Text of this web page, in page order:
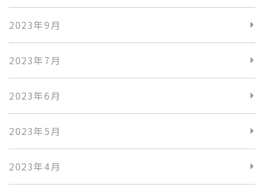
2023年9月
2023年7月
2023年6月
2023年5月
2023年4月